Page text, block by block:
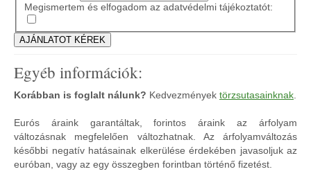
Megismertem és elfogadom az adatvédelmi tájékoztatót:
Egyéb információk:
Korábban is foglalt nálunk? Kedvezmények törzsutasainknak.
Eurós áraink garantáltak, forintos áraink az árfolyam
változásnak megfelelően változhatnak. Az árfolyamváltozás
későbbi negatív hatásainak elkerülése érdekében javasoljuk az
euróban, vagy az egy összegben forintban történő fizetést.